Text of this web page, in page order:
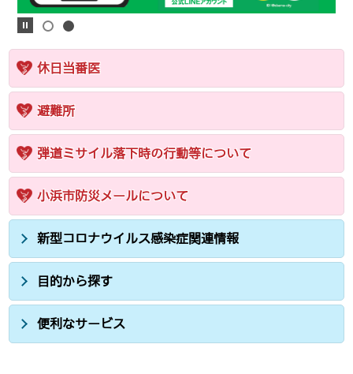
休日当番医
避難所
弾道ミサイル落下時の行動等について
小浜市防災メールについて
新型コロナウイルス感染症関連情報
目的から探す
便利なサービス